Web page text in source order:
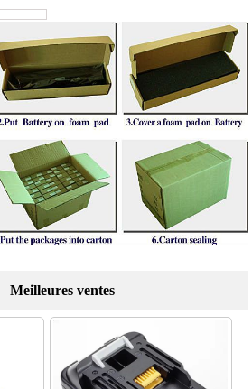
Meilleures ventes